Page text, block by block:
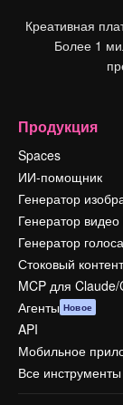
Креативная
Более 1
Продукция
Spaces
ИИ-помощник
Генератор
Генератор
Генератор
Стоковый контент
MCP для
Агенты Новое
API
Мобильное
Все